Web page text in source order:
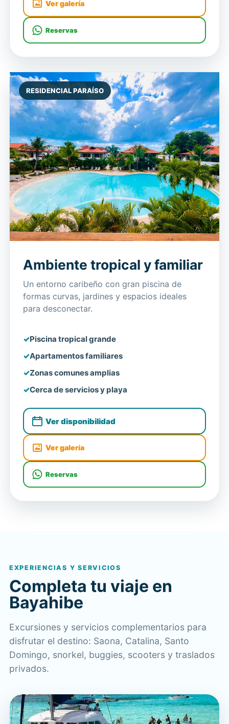
Ver galería
Reservas
RESIDENCIAL PARAÍSO
Ambiente tropical y familiar
Un entorno caribeño con gran piscina de
formas curvas, jardines y espacios ideales
para desconectar.
Piscina tropical grande
Apartamentos familiares
Zonas comunes amplias
Cerca de servicios y playa
Ver disponibilidad
Ver galería
Reservas
EXPERIENCIAS Y SERVICIOS
Completa tu viaje en
Bayahibe
Excursiones y servicios complementarios para
disfrutar el destino: Saona, Catalina, Santo
Domingo, snorkel, buggies, scooters y traslados
privados.